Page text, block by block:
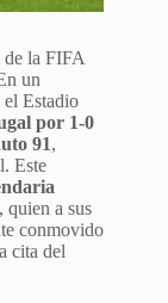
la FIFA
un
el Estadio
por 1-0
91,
Este
, quien a sus
conmovido
cita del